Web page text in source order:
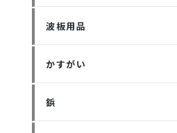
波板用品
かすがい
鋲